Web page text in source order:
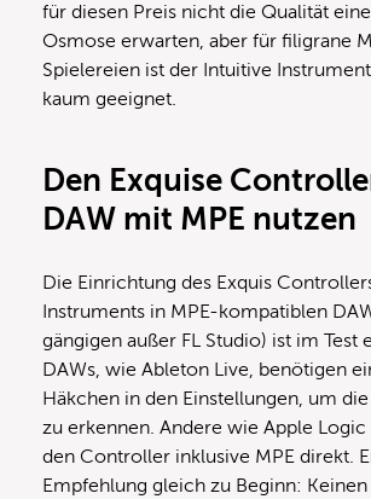
für diesen Preis nicht die Qualität
Osmose erwarten, aber für filigrane
Spielereien ist der Intuitive
kaum geeignet.
Den Exquise
DAW mit MPE nutzen
Die Einrichtung des Exquis
Instruments in MPE-kompatiblen
gängigen außer FL Studio) ist im Test
DAWs, wie Ableton Live, benötigen
Häkchen in den Einstellungen, um
zu erkennen. Andere wie Apple
den Controller inklusive MPE direkt.
Empfehlung gleich zu Beginn: